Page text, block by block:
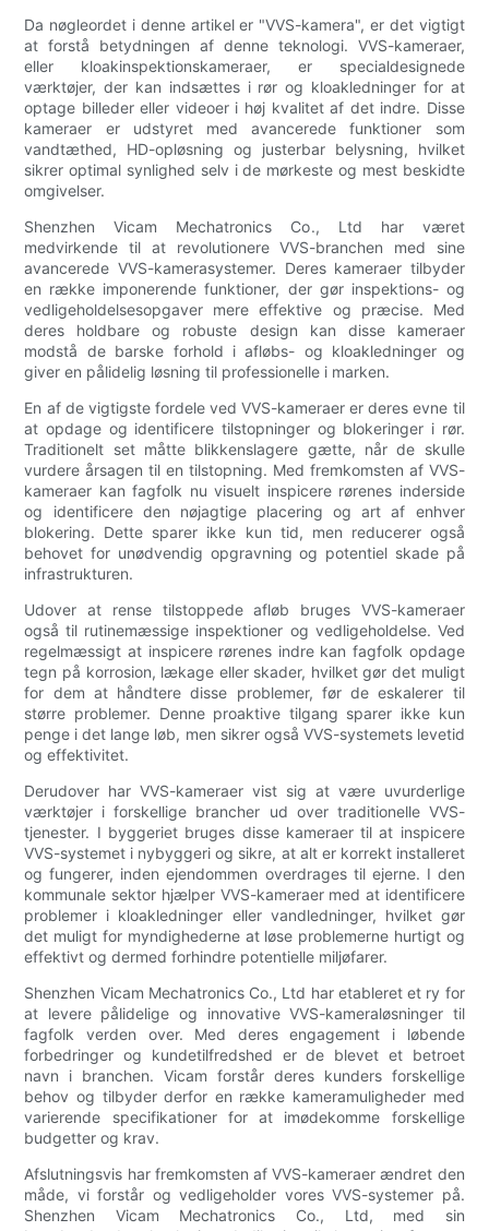
Da nøgleordet i denne artikel er "VVS-kamera", er det vigtigt
at forstå betydningen af denne teknologi. VVS-kameraer,
eller kloakinspektionskameraer, er specialdesignede
værktøjer, der kan indsættes i rør og kloakledninger for at
optage billeder eller videoer i høj kvalitet af det indre. Disse
kameraer er udstyret med avancerede funktioner som
vandtæthed, HD-opløsning og justerbar belysning, hvilket
sikrer optimal synlighed selv i de mørkeste og mest beskidte
omgivelser.
Shenzhen Vicam Mechatronics Co., Ltd har været
medvirkende til at revolutionere VVS-branchen med sine
avancerede VVS-kamerasystemer. Deres kameraer tilbyder
en række imponerende funktioner, der gør inspektions- og
vedligeholdelsesopgaver mere effektive og præcise. Med
deres holdbare og robuste design kan disse kameraer
modstå de barske forhold i afløbs- og kloakledninger og
giver en pålidelig løsning til professionelle i marken.
En af de vigtigste fordele ved VVS-kameraer er deres evne til
at opdage og identificere tilstopninger og blokeringer i rør.
Traditionelt set måtte blikkenslagere gætte, når de skulle
vurdere årsagen til en tilstopning. Med fremkomsten af VVS-
kameraer kan fagfolk nu visuelt inspicere rørenes inderside
og identificere den nøjagtige placering og art af enhver
blokering. Dette sparer ikke kun tid, men reducerer også
behovet for unødvendig opgravning og potentiel skade på
infrastrukturen.
Udover at rense tilstoppede afløb bruges VVS-kameraer
også til rutinemæssige inspektioner og vedligeholdelse. Ved
regelmæssigt at inspicere rørenes indre kan fagfolk opdage
tegn på korrosion, lækage eller skader, hvilket gør det muligt
for dem at håndtere disse problemer, før de eskalerer til
større problemer. Denne proaktive tilgang sparer ikke kun
penge i det lange løb, men sikrer også VVS-systemets levetid
og effektivitet.
Derudover har VVS-kameraer vist sig at være uvurderlige
værktøjer i forskellige brancher ud over traditionelle VVS-
tjenester. I byggeriet bruges disse kameraer til at inspicere
VVS-systemet i nybyggeri og sikre, at alt er korrekt installeret
og fungerer, inden ejendommen overdrages til ejerne. I den
kommunale sektor hjælper VVS-kameraer med at identificere
problemer i kloakledninger eller vandledninger, hvilket gør
det muligt for myndighederne at løse problemerne hurtigt og
effektivt og dermed forhindre potentielle miljøfarer.
Shenzhen Vicam Mechatronics Co., Ltd har etableret et ry for
at levere pålidelige og innovative VVS-kameraløsninger til
fagfolk verden over. Med deres engagement i løbende
forbedringer og kundetilfredshed er de blevet et betroet
navn i branchen. Vicam forstår deres kunders forskellige
behov og tilbyder derfor en række kameramuligheder med
varierende specifikationer for at imødekomme forskellige
budgetter og krav.
Afslutningsvis har fremkomsten af VVS-kameraer ændret den
måde, vi forstår og vedligeholder vores VVS-systemer på.
Shenzhen Vicam Mechatronics Co., Ltd, med sin